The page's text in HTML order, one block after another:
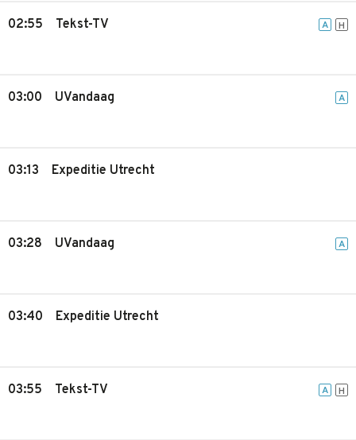
02:55 Tekst-TV A H
03:00 UVandaag A
03:13 Expeditie Utrecht
03:28 UVandaag A
03:40 Expeditie Utrecht
03:55 Tekst-TV A H